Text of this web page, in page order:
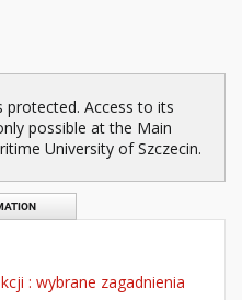
protected. Access to its
possible at the Main
University of Szczecin.
: wybrane zagadnienia